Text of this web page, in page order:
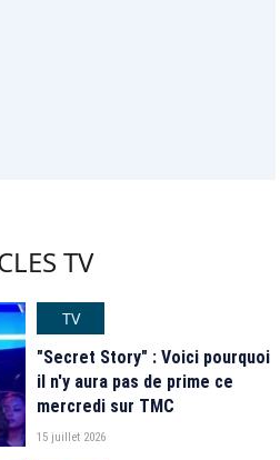
TV
TV
"Secret Story" : Voici pourquoi
il n'y aura pas de prime ce
mercredi sur TMC
15 juillet 2026